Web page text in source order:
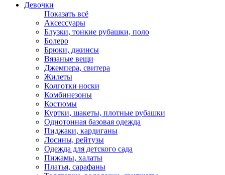
Девочки
Показать всё
Аксессуары
Блузки, тонкие рубашки, поло
Болеро
Брюки, джинсы
Вязаные вещи
Джемпера, свитера
Жилеты
Колготки носки
Комбинезоны
Костюмы
Куртки, шакеты, плотные рубашки
Однотонная базовая одежда
Пиджаки, кардиганы
Лосины, рейтузы
Одежда для детского сада
Пижамы, халаты
Платья, сарафаны